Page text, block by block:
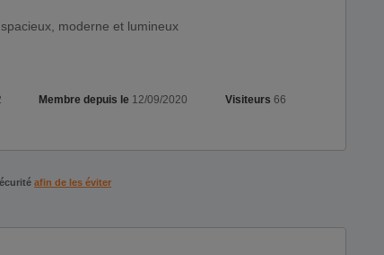
moderne et lumineux
Membre depuis le 12/09/2020 Visiteurs 66
afin de les éviter